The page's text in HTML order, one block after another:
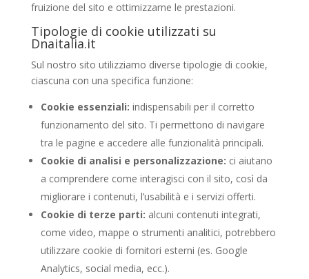
fruizione del sito e ottimizzarne le prestazioni.
Tipologie di cookie utilizzati su
Dnaitalia.it
Sul nostro sito utilizziamo diverse tipologie di cookie,
ciascuna con una specifica funzione:
Cookie essenziali: indispensabili per il corretto
funzionamento del sito. Ti permettono di navigare
tra le pagine e accedere alle funzionalità principali.
Cookie di analisi e personalizzazione: ci aiutano
a comprendere come interagisci con il sito, così da
migliorare i contenuti, l’usabilità e i servizi offerti.
Cookie di terze parti: alcuni contenuti integrati,
come video, mappe o strumenti analitici, potrebbero
utilizzare cookie di fornitori esterni (es. Google
Analytics, social media, ecc.).